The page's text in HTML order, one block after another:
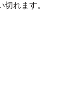
れます。